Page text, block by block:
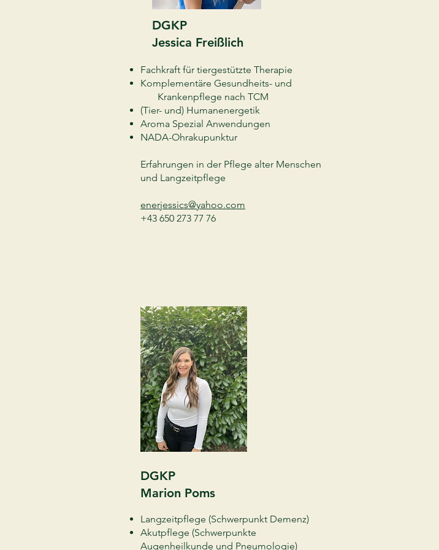
DGKP
Jessica Freißlich
Fachkraft für tiergestützte Therapie
Komplementäre Gesundheits- und
Krankenpflege nach TCM
(Tier- und) Humanenergetik
Aroma Spezial Anwendungen
NADA-Ohrakupunktur
Erfahrungen in der Pflege alter Menschen
und Langzeitpflege
enerjessics@yahoo.com
+43 650 273 77 76
DGKP
Marion Poms
Langzeitpflege (Schwerpunkt Demenz)
Akutpflege (Schwerpunkte
Augenheilkunde und Pneumologie)